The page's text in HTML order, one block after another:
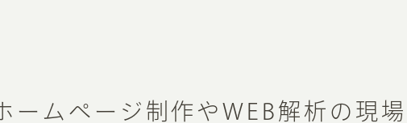
ームページ制作やWEB解析の現